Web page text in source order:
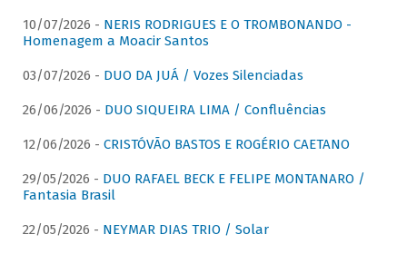
10/07/2026 - NERIS RODRIGUES E O TROMBONANDO -
Homenagem a Moacir Santos
03/07/2026 - DUO DA JUÁ / Vozes Silenciadas
26/06/2026 - DUO SIQUEIRA LIMA / Confluências
12/06/2026 - CRISTÓVÃO BASTOS E ROGÉRIO CAETANO
29/05/2026 - DUO RAFAEL BECK E FELIPE MONTANARO /
Fantasia Brasil
22/05/2026 - NEYMAR DIAS TRIO / Solar